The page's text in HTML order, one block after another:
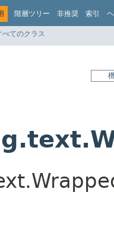
階層ツリー 非推奨 索引
べてのクラス